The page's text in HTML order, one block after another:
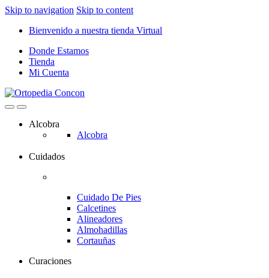
Skip to navigation Skip to content
Bienvenido a nuestra tienda Virtual
Donde Estamos
Tienda
Mi Cuenta
Alcobra
Alcobra
Cuidados
Cuidado De Pies
Calcetines
Alineadores
Almohadillas
Cortauñas
Curaciones